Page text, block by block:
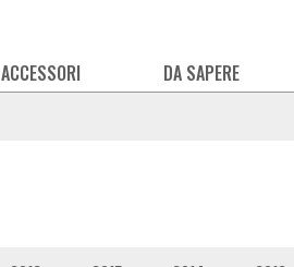
ACCESSORI DA SAPERE